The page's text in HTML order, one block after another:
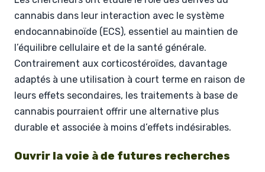
cannabis dans leur interaction avec le système
endocannabinoïde (ECS), essentiel au maintien de
l’équilibre cellulaire et de la santé générale.
Contrairement aux corticostéroïdes, davantage
adaptés à une utilisation à court terme en raison de
leurs effets secondaires, les traitements à base de
cannabis pourraient offrir une alternative plus
durable et associée à moins d’effets indésirables.
Ouvrir la voie à de futures recherches